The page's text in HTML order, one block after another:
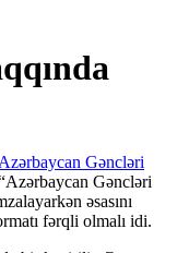
Gəncləri
Gəncləri
əsasını
fərqli olmalı idi.